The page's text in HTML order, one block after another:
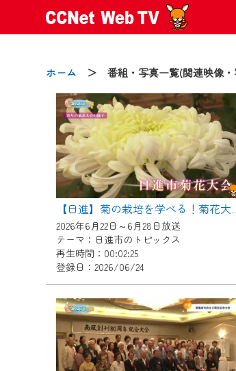
ホーム ＞ 番組・写真一覧(関連映像・
【日進】菊の栽培を
2026年6月22日～6月28日放送
テーマ：日進市のトピックス
再生時間：00:02:25
登録日：2026/06/24
2024/09/02
動画配信サービス『
【変更点】
◆デザイン変更に
◆当社アプリやＰ
CCNetサービスエ
【ご注意】
2024年9月24日から
『CCNet Web TV
CCNetサービスへ
何卒、ご理解ご了